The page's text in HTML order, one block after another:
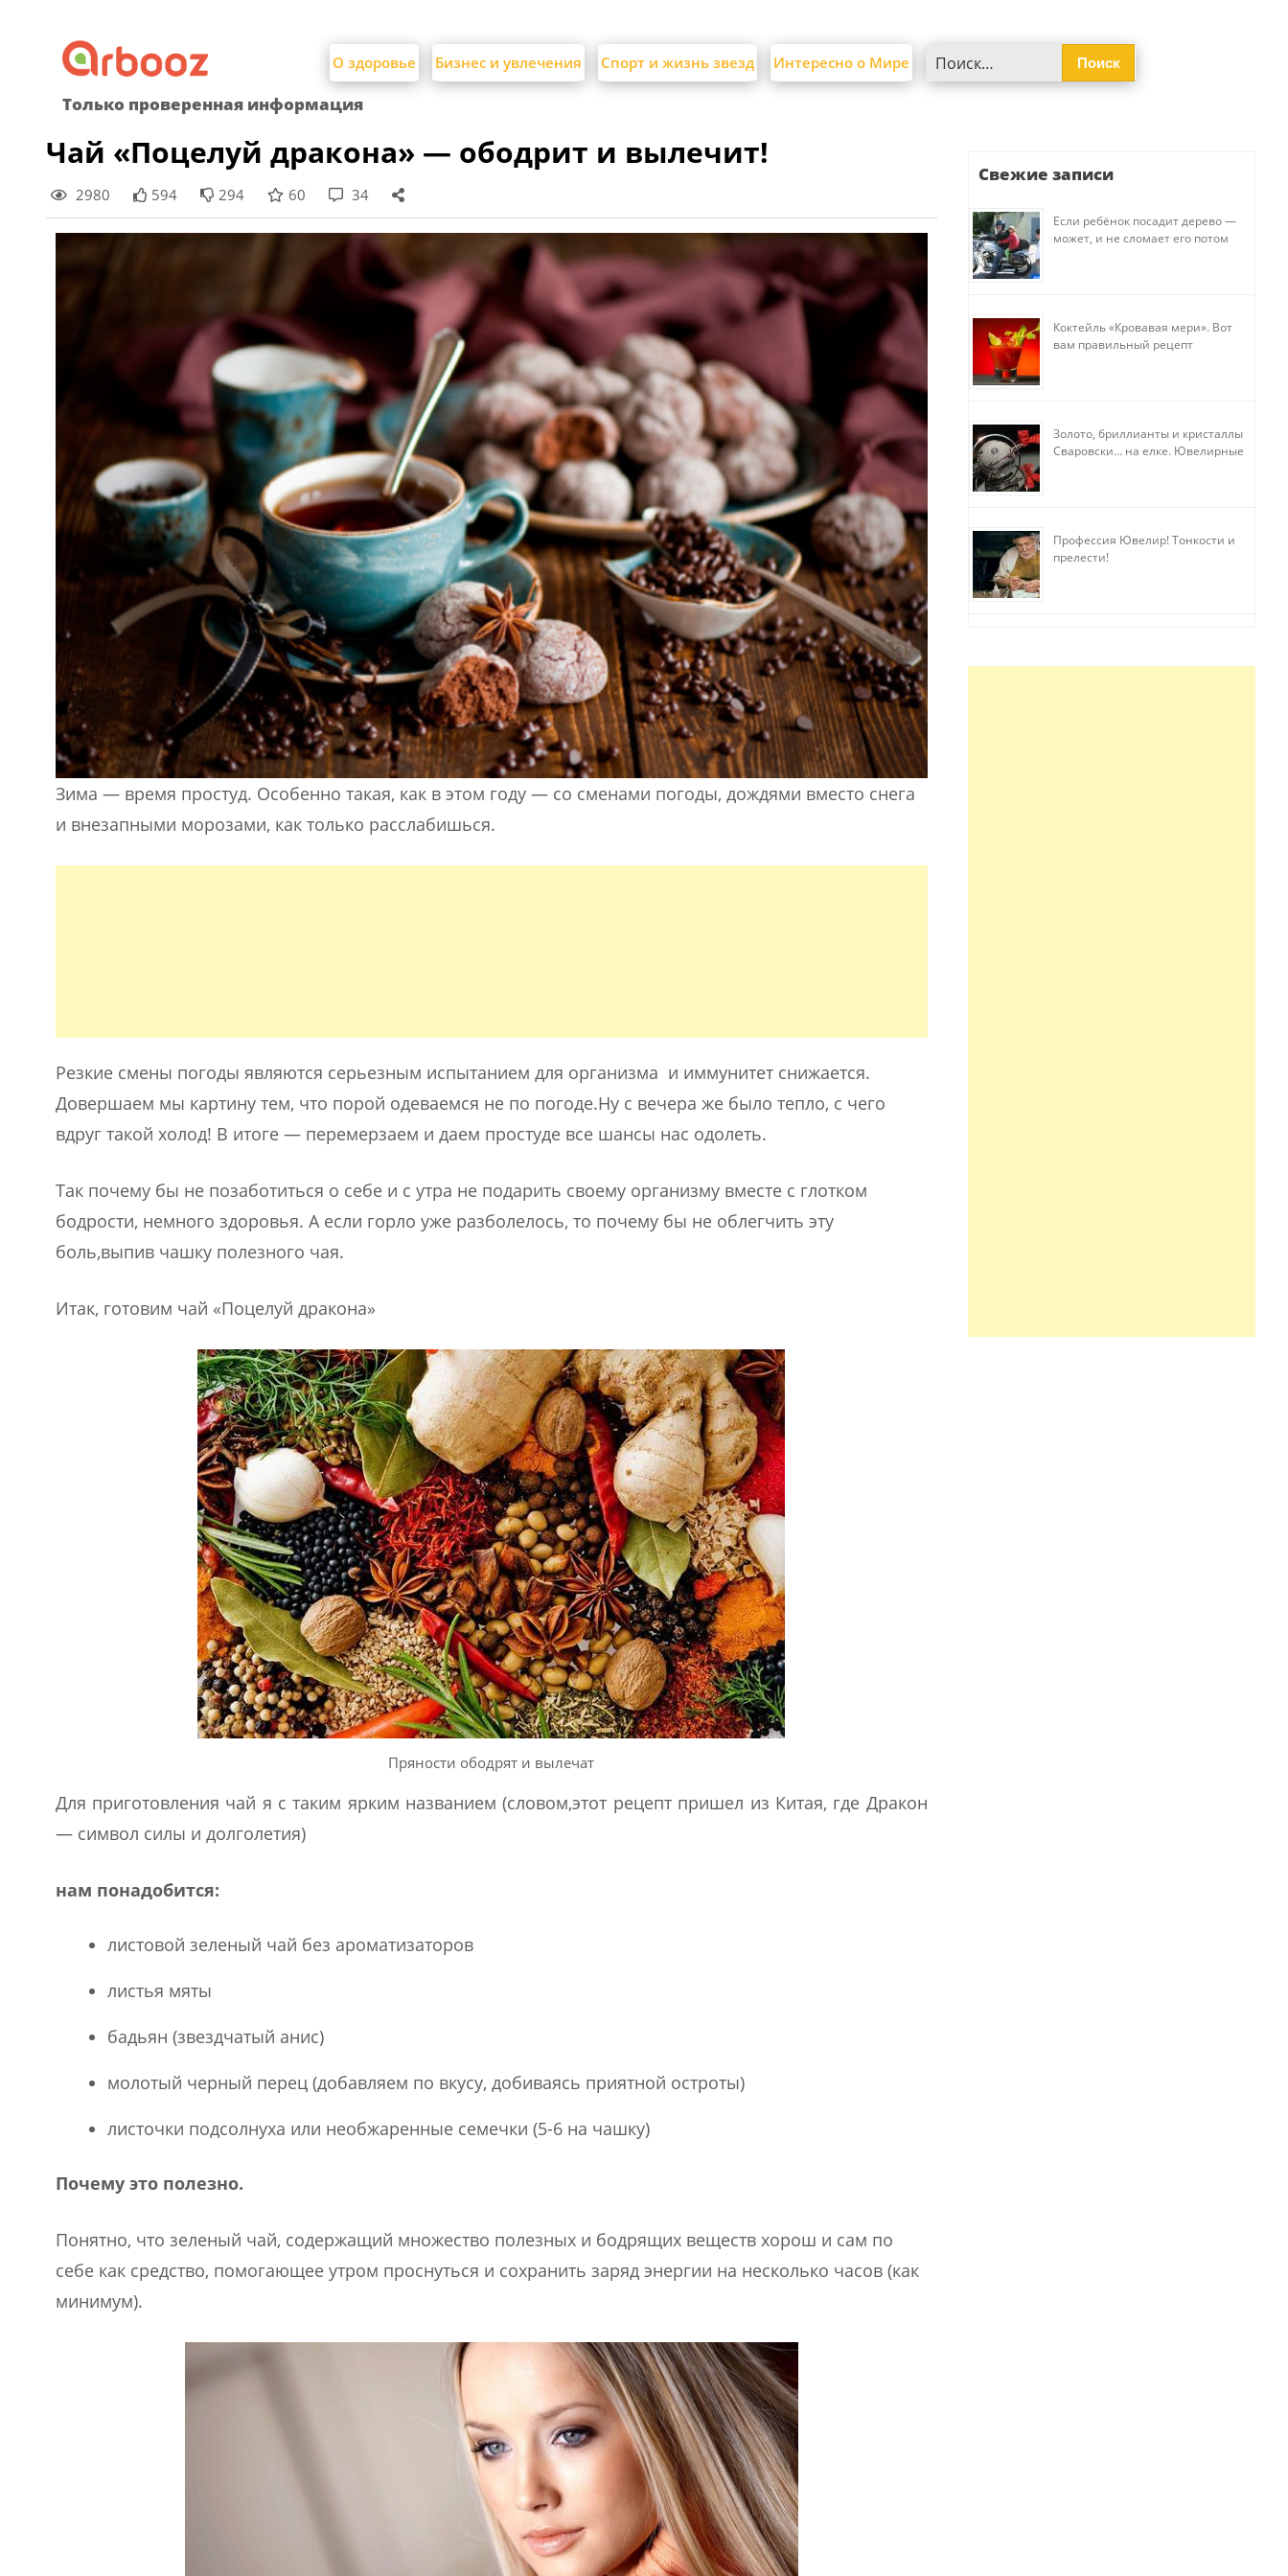
content
О здоровье Бизнес и увлечения Спорт и жизнь звезд Интересно о Мире
Только проверенная информация
Чай «Поцелуй дракона» — ободрит и вылечит!
2980 594 294 60 34
Зима — время простуд. Особенно такая, как в этом году — со сменами погоды, дождями вместо снега
и внезапными морозами, как только расслабишься.
Резкие смены погоды являются серьезным испытанием для организма и иммунитет снижается.
Довершаем мы картину тем, что порой одеваемся не по погоде.Ну с вечера же было тепло, с чего
вдруг такой холод! В итоге — перемерзаем и даем простуде все шансы нас одолеть.
Так почему бы не позаботиться о себе и с утра не подарить своему организму вместе с глотком
бодрости, немного здоровья. А если горло уже разболелось, то почему бы не облегчить эту
боль,выпив чашку полезного чая.
Итак, готовим чай «Поцелуй дракона»
Пряности ободрят и вылечат
Для приготовления чай я с таким ярким названием (словом,этот рецепт пришел из Китая, где Дракон
— символ силы и долголетия)
нам понадобится:
листовой зеленый чай без ароматизаторов
листья мяты
бадьян (звездчатый анис)
молотый черный перец (добавляем по вкусу, добиваясь приятной остроты)
листочки подсолнуха или необжаренные семечки (5-6 на чашку)
Почему это полезно.
Понятно, что зеленый чай, содержащий множество полезных и бодрящих веществ хорош и сам по
себе как средство, помогающее утром проснуться и сохранить заряд энергии на несколько часов (как
минимум).
Свежие записи
Если ребёнок посадит дерево —
может, и не сломает его потом
Коктейль «Кровавая мери». Вот
вам правильный рецепт
Золото, бриллианты и кристаллы
Сваровски… на елке. Ювелирные
Профессия Ювелир! Тонкости и
прелести!